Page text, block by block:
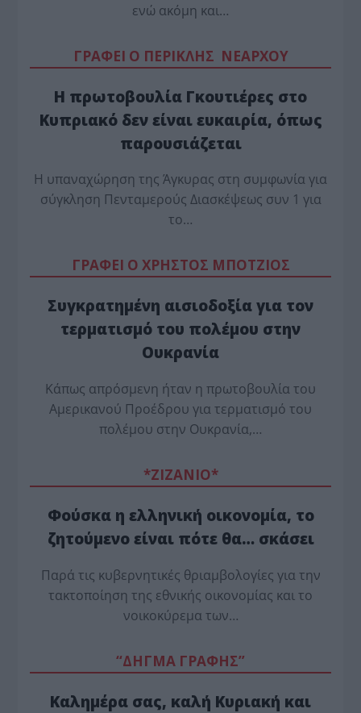
ενώ ακόμη και…
ΓΡΑΦΕΙ Ο ΠΕΡΙΚΛΗΣ ΝΕΑΡΧΟΥ
Η πρωτοβουλία Γκουτιέρες στο
Κυπριακό δεν είναι ευκαιρία, όπως
παρουσιάζεται
Η υπαναχώρηση της Άγκυρας στη συμφωνία για
σύγκληση Πενταμερούς Διασκέψεως συν 1 για
το…
ΓΡΑΦΕΙ Ο ΧΡΗΣΤΟΣ ΜΠΟΤΖΙΟΣ
Συγκρατημένη αισιοδοξία για τον
τερματισμό του πολέμου στην
Ουκρανία
Κάπως απρόσμενη ήταν η πρωτοβουλία του
Αμερικανού Προέδρου για τερματισμό του
πολέμου στην Ουκρανία,…
*ZΙΖΑΝΙΟ*
Φούσκα η ελληνική οικονομία, το
ζητούμενο είναι πότε θα… σκάσει
Παρά τις κυβερνητικές θριαμβολογίες για την
τακτοποίηση της εθνικής οικονομίας και το
νοικοκύρεμα των…
“ΔΗΓΜΑ ΓΡΑΦΗΣ”
Καλημέρα σας, καλή Κυριακή και